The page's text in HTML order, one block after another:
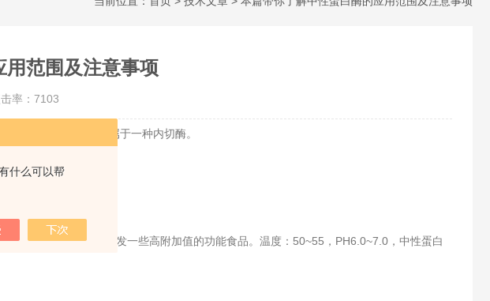
什么可以帮
范围及注意事项
率：7103
量为35000-40000，属于一种内切酶。
等行业。
胨、肽等及研究开发一些高附加值的功能食品。温度：50~55，PH6.0~7.0，中性蛋白